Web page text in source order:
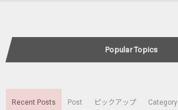
Popular Topics
Recent Posts Post ピックアップ Category